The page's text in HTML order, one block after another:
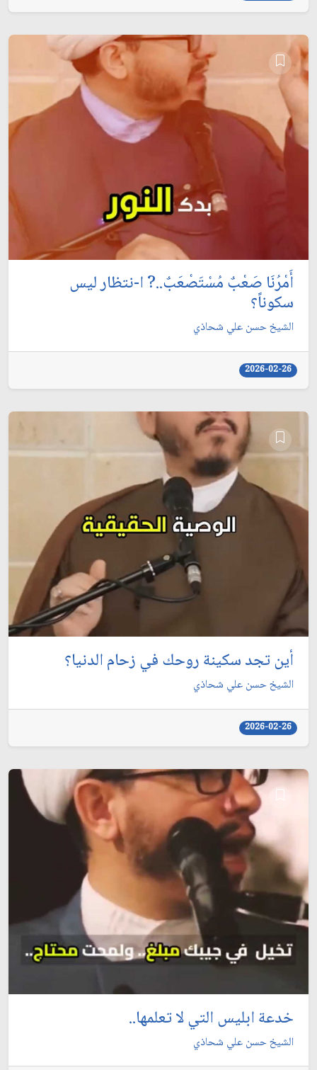
أَمْرُنَا صَعْبٌ مُسْتَصْعَبٌ..? ا-نتظار ليس
سكوناً؟
الشيخ حسن علي شحاذي
2026-02-26
أين تجد سكينة روحك في زحام الدنيا؟
الشيخ حسن علي شحاذي
2026-02-26
خدعة ابليس التي لا تعلمها..
الشيخ حسن علي شحاذي